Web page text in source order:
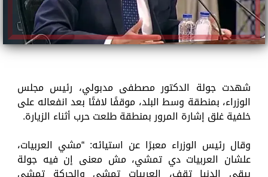
شهدت جولة الدكتور مصطفى مدبولي، رئيس مجلس
الوزراء، بمنطقة وسط البلد، موقفًا لافتًا بعد انفعاله على
خلفية غلق إشارة المرور بمنطقة طلعت حرب أثناء الزيارة.
وقال رئيس الوزراء معبرًا عن استيائه: “مشي العربيات،
علشان العربيات دي تمشي، مش معنى إن فيه جولة